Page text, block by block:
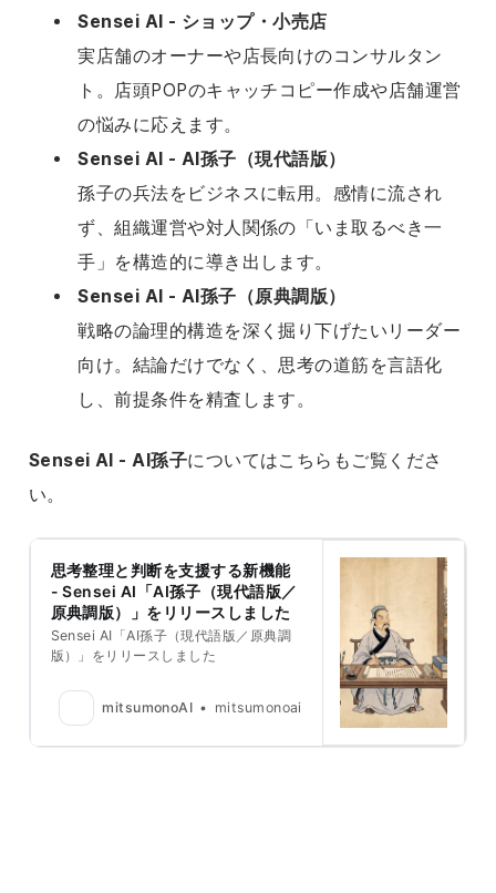
Sensei AI - ショップ・小売店
実店舗のオーナーや店長向けのコンサルタン
ト。店頭POPのキャッチコピー作成や店舗運営
の悩みに応えます。
Sensei AI - AI孫子（現代語版）
孫子の兵法をビジネスに転用。感情に流され
ず、組織運営や対人関係の「いま取るべき一
手」を構造的に導き出します。
Sensei AI - AI孫子（原典調版）
戦略の論理的構造を深く掘り下げたいリーダー
向け。結論だけでなく、思考の道筋を言語化
し、前提条件を精査します。
Sensei AI - AI孫子についてはこちらもご覧くださ
い。
思考整理と判断を支援する新機能
- Sensei AI「AI孫子（現代語版／
原典調版）」をリリースしました
Sensei AI「AI孫子（現代語版／原典調
版）」をリリースしました
mitsumonoAI mitsumonoai